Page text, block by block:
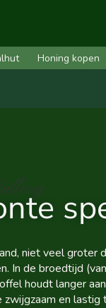
Honing kopen
niet veel groter
In de broedtijd
houdt langer
zwijgzaam en lastig